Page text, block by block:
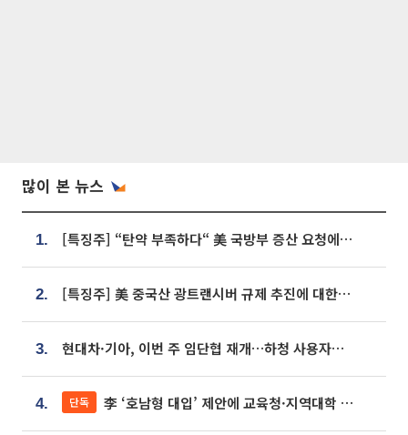
많이 본 뉴스
1. [특징주] “탄약 부족하다“ 美 국방부 증산 요청에⋯국내 방산주 급등세
2. [특징주] 美 중국산 광트랜시버 규제 추진에 대한광통신 등 광통신株 강세
3. 현대차·기아, 이번 주 임단협 재개…하청 사용자성 재심도 ‘변수’
4. 단독 李 ‘호남형 대입’ 제안에 교육청·지역대학 서·논술형 입시 연계 '착수'